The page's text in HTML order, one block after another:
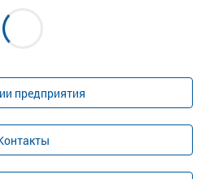
предприятия